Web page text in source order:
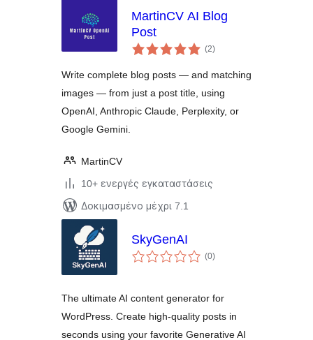
MartinCV AI Blog
Post
(2αξιολογήσεις
σύνολο
)
Write complete blog posts — and matching
images — from just a post title, using
OpenAI, Anthropic Claude, Perplexity, or
Google Gemini.
MartinCV
10+ ενεργές εγκαταστάσεις
Δοκιμασμένο μέχρι 7.1
SkyGenAI
(0αξιολογήσεις
σύνολο
)
The ultimate AI content generator for
WordPress. Create high-quality posts in
seconds using your favorite Generative AI